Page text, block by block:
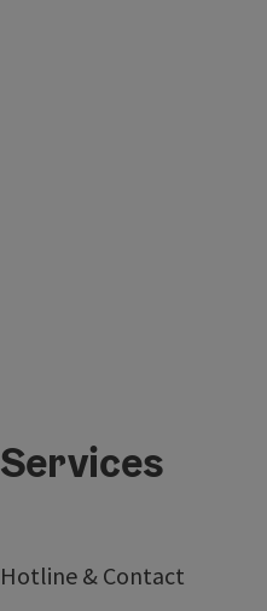
Services
Hotline & Contact